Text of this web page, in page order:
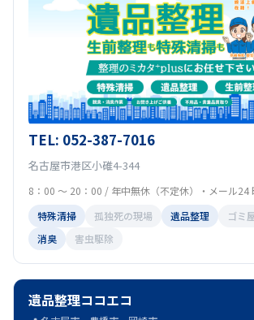
TEL: 052-387-7016
名古屋市港区小碓4-344
8：00 ～ 20：00 / 年中無休（不定休）・メール24
特殊清掃
孤独死の現場 遺品整理
ゴミ
消臭
害虫駆除
遺品整理ココエコ